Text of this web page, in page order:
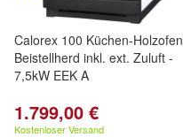
Calorex 100 Küchen-Holzofen
Beistellherd inkl. ext. Zuluft -
7,5kW EEK A
1.799,00 €
Kostenloser Versand